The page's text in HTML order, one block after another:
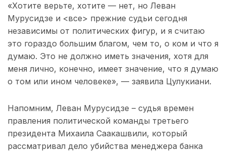
«Хотите верьте, хотите — нет, но Леван
Мурусидзе и <все> прежние судьи сегодня
независимы от политических фигур, и я считаю
это гораздо большим благом, чем то, о ком и что я
думаю. Это не должно иметь значения, хотя для
меня лично, конечно, имеет значение, что я думаю
о том или ином человеке», — заявила Цулукиани.
Напомним, Леван Мурусидзе – судья времен
правления политической команды третьего
президента Михаила Саакашвили, который
рассматривал дело убийства менеджера банка